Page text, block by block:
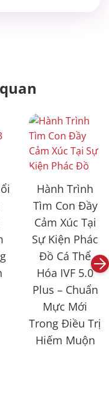
Hành Trình
Tìm Con Đầy
Cảm Xúc Tại
Sự Kiện Phác
Đồ Cá Thể
Hóa IVF 5.0
Plus – Chuẩn
Mực Mới
Trong Điều Trị
Hiếm Muộn